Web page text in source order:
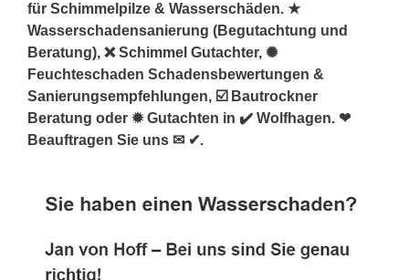
für Schimmelpilze & Wasserschäden. ★
Wasserschadensanierung (Begutachtung und
Beratung), ❌ Schimmel Gutachter, ✺
Feuchteschaden Schadensbewertungen &
Sanierungsempfehlungen, ☑️ Bautrockner
Beratung oder ✹ Gutachten in ✔️ Wolfhagen. ❤
Beauftragen Sie uns ✉ ✔.